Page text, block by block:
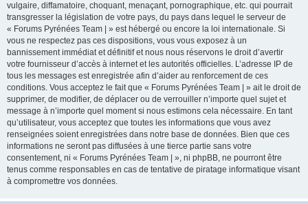
vulgaire, diffamatoire, choquant, menaçant, pornographique, etc. qui pourrait
transgresser la législation de votre pays, du pays dans lequel le serveur de
« Forums Pyrénées Team | » est hébergé ou encore la loi internationale. Si
vous ne respectez pas ces dispositions, vous vous exposez à un
bannissement immédiat et définitif et nous nous réservons le droit d’avertir
votre fournisseur d’accès à internet et les autorités officielles. L’adresse IP de
tous les messages est enregistrée afin d’aider au renforcement de ces
conditions. Vous acceptez le fait que « Forums Pyrénées Team | » ait le droit de
supprimer, de modifier, de déplacer ou de verrouiller n’importe quel sujet et
message à n’importe quel moment si nous estimons cela nécessaire. En tant
qu’utilisateur, vous acceptez que toutes les informations que vous avez
renseignées soient enregistrées dans notre base de données. Bien que ces
informations ne seront pas diffusées à une tierce partie sans votre
consentement, ni « Forums Pyrénées Team | », ni phpBB, ne pourront être
tenus comme responsables en cas de tentative de piratage informatique visant
à compromettre vos données.